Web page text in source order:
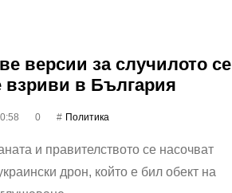
версии за случилото се
взриви в България
0 Политика
и правителството се насочват
дрон, който е бил обект на